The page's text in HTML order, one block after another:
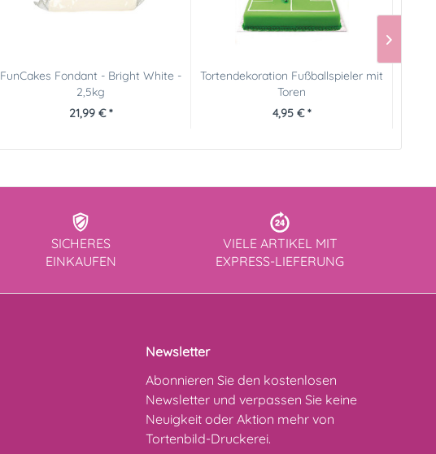
FunCakes Fondant - Bright White -
2,5kg
21,99 € *
Tortendekoration Fußballspieler mit
Toren
4,95 € *
SICHERES
EINKAUFEN
VIELE ARTIKEL MIT
EXPRESS-LIEFERUNG
Newsletter
Abonnieren Sie den kostenlosen
Newsletter und verpassen Sie keine
Neuigkeit oder Aktion mehr von
Tortenbild-Druckerei.